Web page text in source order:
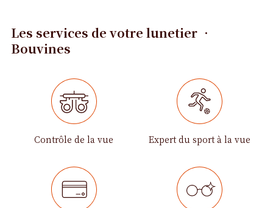
Les services de votre lunetier •
Bouvines
Contrôle de la vue Expert du sport à la vue